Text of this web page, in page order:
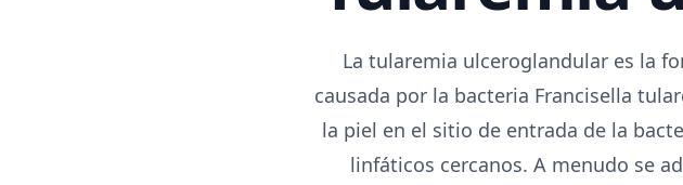
La tularemia ulceroglandular es la
causada por la bacteria Francisella
la piel en el sitio de entrada de la
linfáticos cercanos. A menudo se